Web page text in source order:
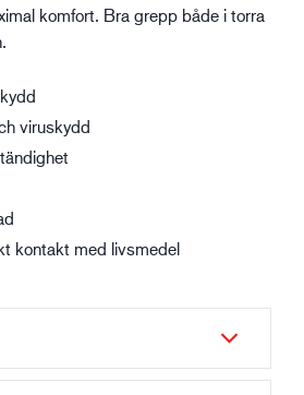
komfort. Bra grepp både i torra
viruskydd
kontakt med livsmedel